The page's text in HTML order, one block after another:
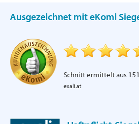
Ausgezeichnet mit eKomi
Schnitt ermittelt aus
exali.at